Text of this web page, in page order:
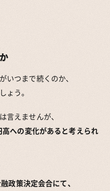
いつまで続くのか、
ょう。
言えませんが、
への変化があると考えられ
政策決定会合にて、